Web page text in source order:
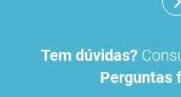
Tem dúvidas?
Perguntas